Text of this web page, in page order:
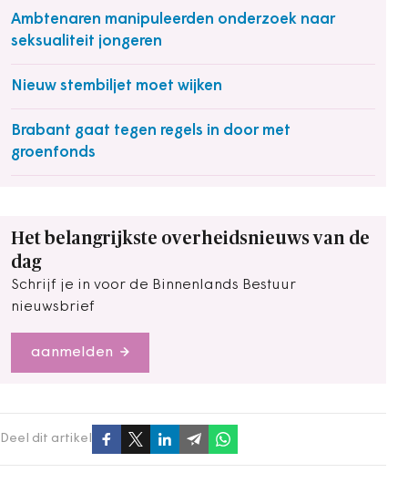
Ambtenaren manipuleerden onderzoek naar
seksualiteit jongeren
Nieuw stembiljet moet wijken
Brabant gaat tegen regels in door met
groenfonds
Het belangrijkste overheidsnieuws van de
dag
Schrijf je in voor de Binnenlands Bestuur
nieuwsbrief
aanmelden
Deel dit artikel